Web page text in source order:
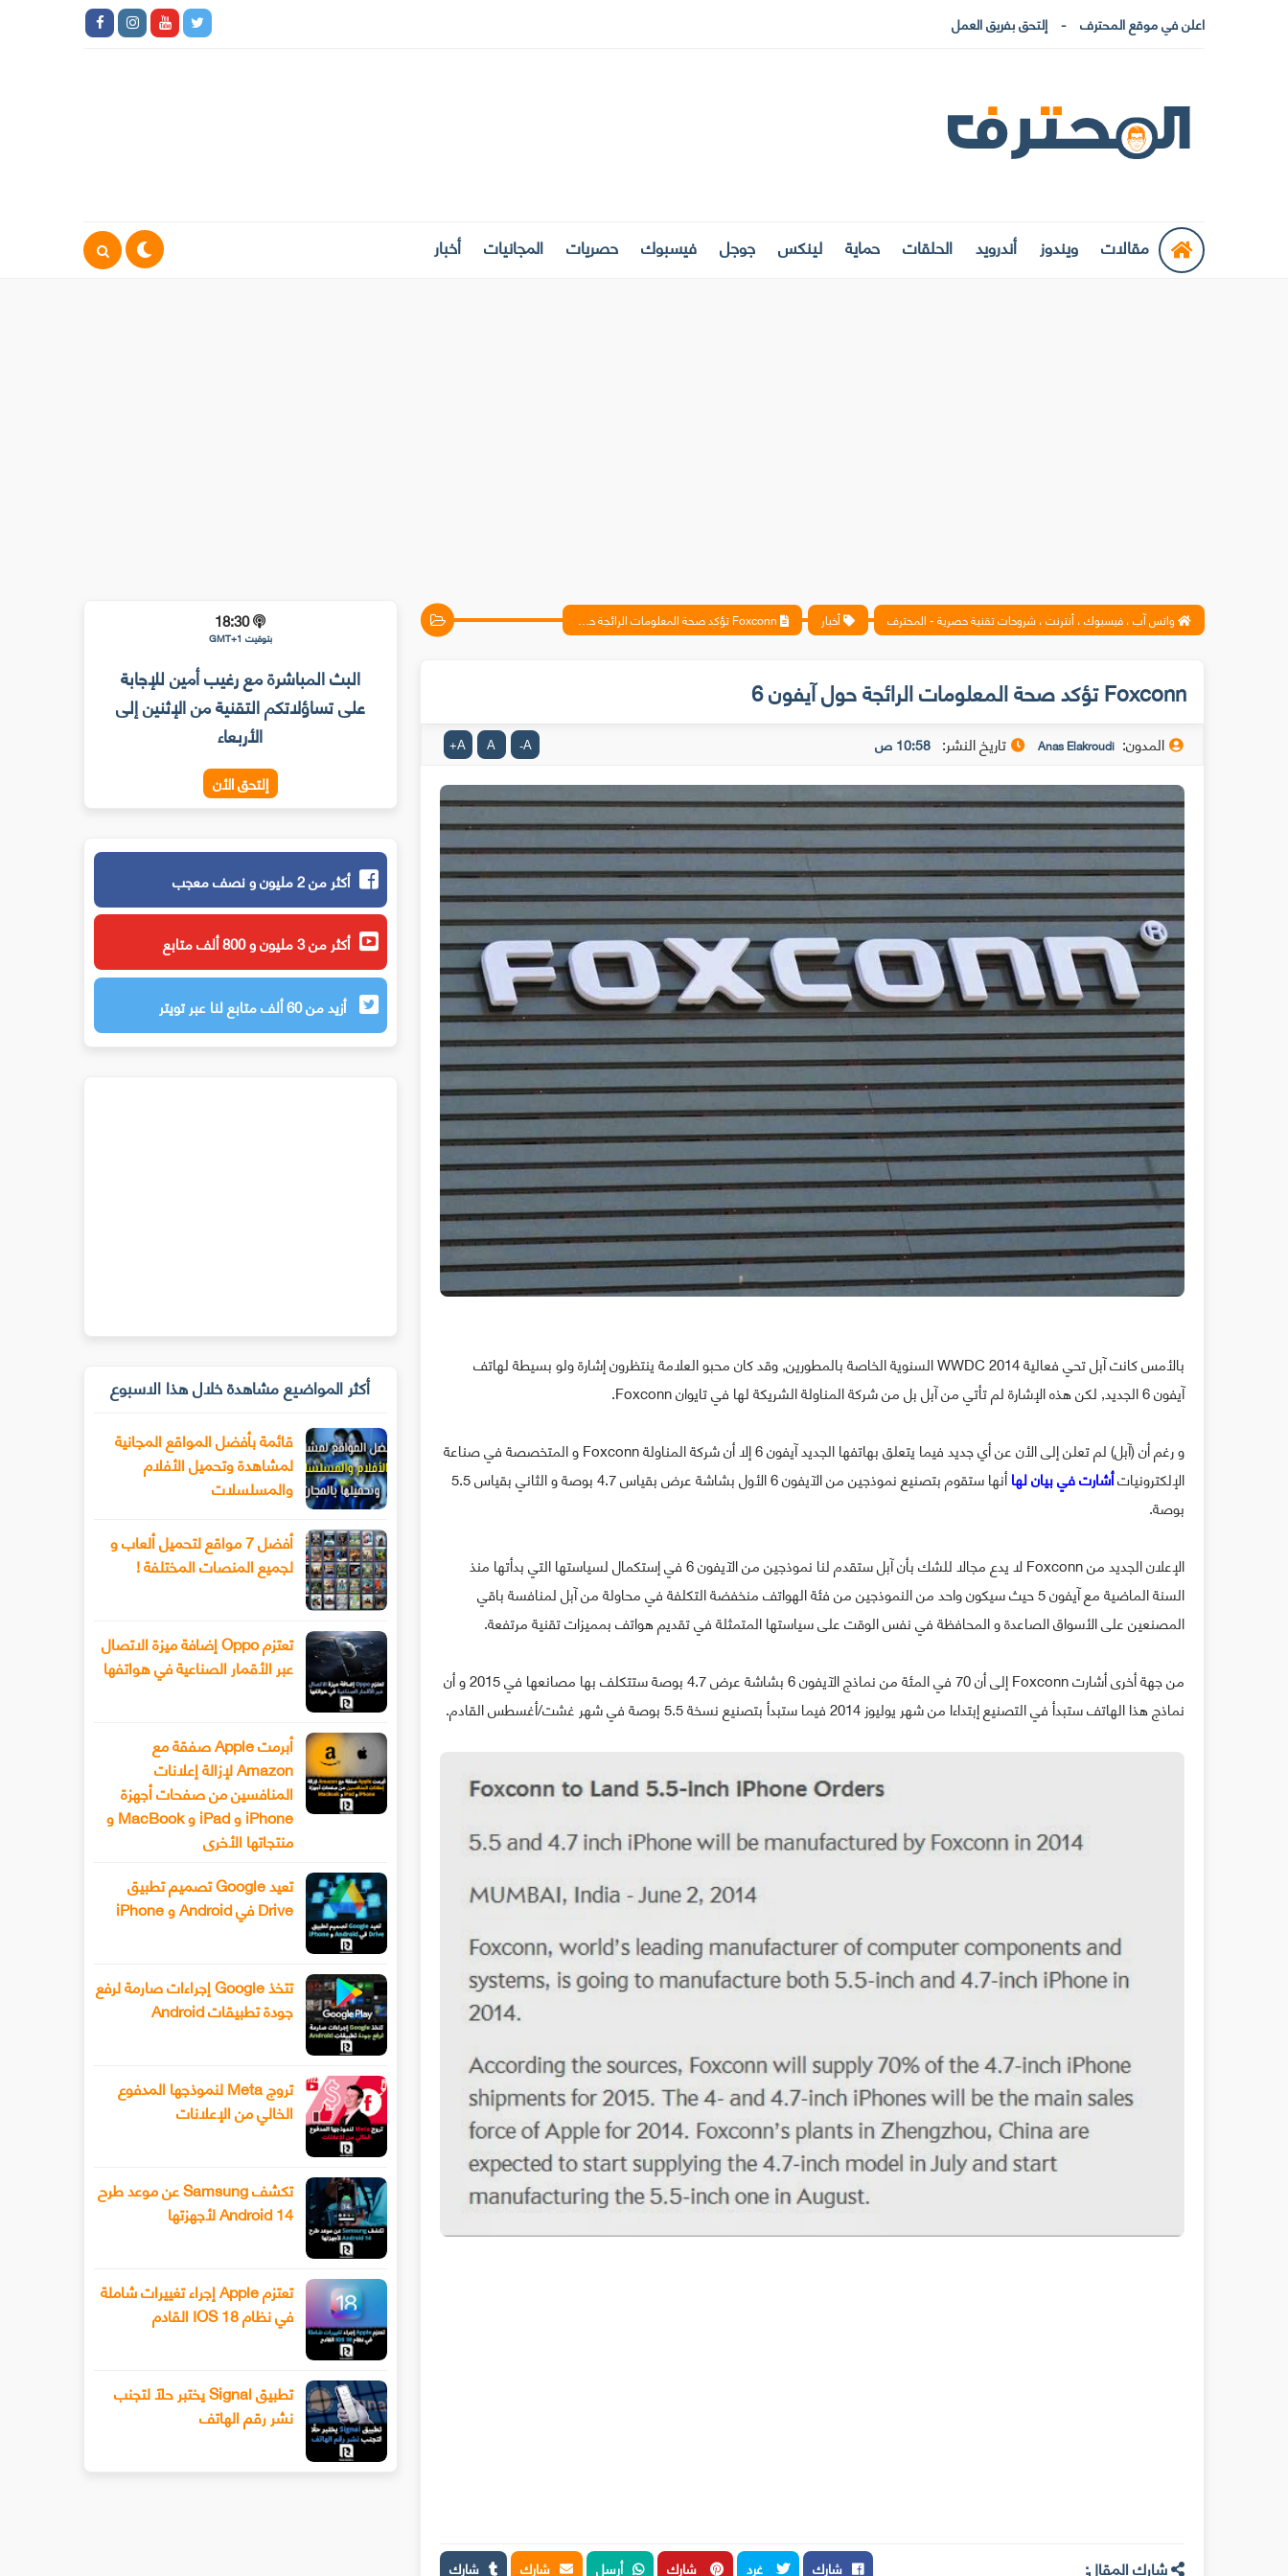
اعلن في موقع المحترف إلتحق بفريق العمل
مقالات ويندوز أندرويد الحلقات حماية لينكس جوجل فيسبوك حصريات المجانيات أخبار
واتس آب ، فيسبوك ، أنترنت ، شروحات تقنية حصرية - المحترف أخبار
Foxconn تؤكد صحة المعلومات الرائجة حول آيفون 6
المدون: Anas Elakroudi تاريخ النشر: 10:58 ص A
-
A
A
+
بالأمس كانت آبل تحي فعالية WWDC 2014 السنوية الخاصة بالمطورين, وقد كان محبو العلامة ينتظرون إشارة ولو بسيطة لهاتف
آيفون 6 الجديد, لكن هذه الإشارة لم تأتي من آبل بل من شركة المناولة الشريكة لها في تايوان Foxconn.
و رغم أن (آبل) لم تعلن إلى الأن عن أي جديد فيما يتعلق بهاتفها الجديد آيفون 6 إلا أن شركة المناولة Foxconn و المتخصصة في صناعة
الإلكترونياتأشارت في بيان لها
أنها ستقوم بتصنيع نموذجين من الآيفون 6 الأول بشاشة عرض بقياس 4.7 بوصة و الثاني بقياس 5.5
بوصة.
الإعلان الجديد من Foxconn لا يدع مجالا للشك بأن آبل ستقدم لنا نموذجين من الآيفون 6 في إستكمال لسياستها التي بدأتها منذ
السنة الماضية مع آيفون 5 حيث سيكون واحد من النموذجين من فئة الهواتف منخفضة التكلفة في محاولة من آبل لمنافسة باقي
المصنعين على الأسواق الصاعدة و المحافظة في نفس الوقت على سياستها المتمثلة في تقديم هواتف بمميزات تقنية مرتفعة.
من جهة أخرى أشارت Foxconn إلى أن 70 في المئة من نماذج الآيفون 6 بشاشة عرض 4.7 بوصة ستتكلف بها مصانعها في 2015 و أن
نماذج هذا الهاتف ستبدأ في التصنيع إبتداءا من شهر يوليوز 2014 فيما ستبدأ بتصنيع نسخة 5.5 بوصة في شهر غشت/أغسطس القادم.
شارك المقال: شارك غرد شارك أرسل شارك شارك
18:30
بتوقيت GMT+1
البث المباشرة مع رغيب أمين للإجابة
على تساؤلاتكم التقنية من الإثنين إلى
الأربعاء
إلتحق الأن
أكثر من 2 مليون و نصف معجب
أكثر من 3 مليون و 800 ألف متابع
أزيد من 60 ألف متابع لنا عبر تويتر
أكثر المواضيع مشاهدة خلال هذا الاسبوع
قائمة بأفضل المواقع المجانية
لمشاهدة وتحميل الأفلام
والمسلسلات
أفضل 7 مواقع لتحميل ألعاب و
لجميع المنصات المختلفة !
تعتزم Oppo إضافة ميزة الاتصال
عبر الأقمار الصناعية في هواتفها
أبرمت Apple صفقة مع
Amazon لإزالة إعلانات
المنافسين من صفحات أجهزة
iPhone و iPad و MacBook و
منتجاتها الأخرى
تعيد Google تصميم تطبيق
Drive في Android و iPhone
تتخذ Google إجراءات صارمة لرفع
جودة تطبيقات Android
تروج Meta لنموذجها المدفوع
الخالي من الإعلانات
تكشف Samsung عن موعد طرح
Android 14 لأجهزتها
تعتزم Apple إجراء تغييرات شاملة
في نظام IOS 18 القادم
تطبيق Signal يختبر حلًا لتجنب
نشر رقم الهاتف